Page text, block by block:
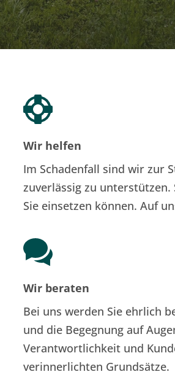
Wir helfen
Im Schadenfall sind wir zur
zuverlässig zu
Sie einsetzen können. Auf
Wir beraten
Bei uns werden Sie ehrlich
und die Begegnung auf
Verantwortlichkeit und
verinnerlichten Grundsätze.